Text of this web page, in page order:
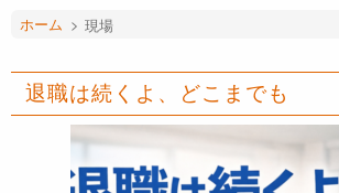
ホーム > 現場
退職は続くよ、どこまでも